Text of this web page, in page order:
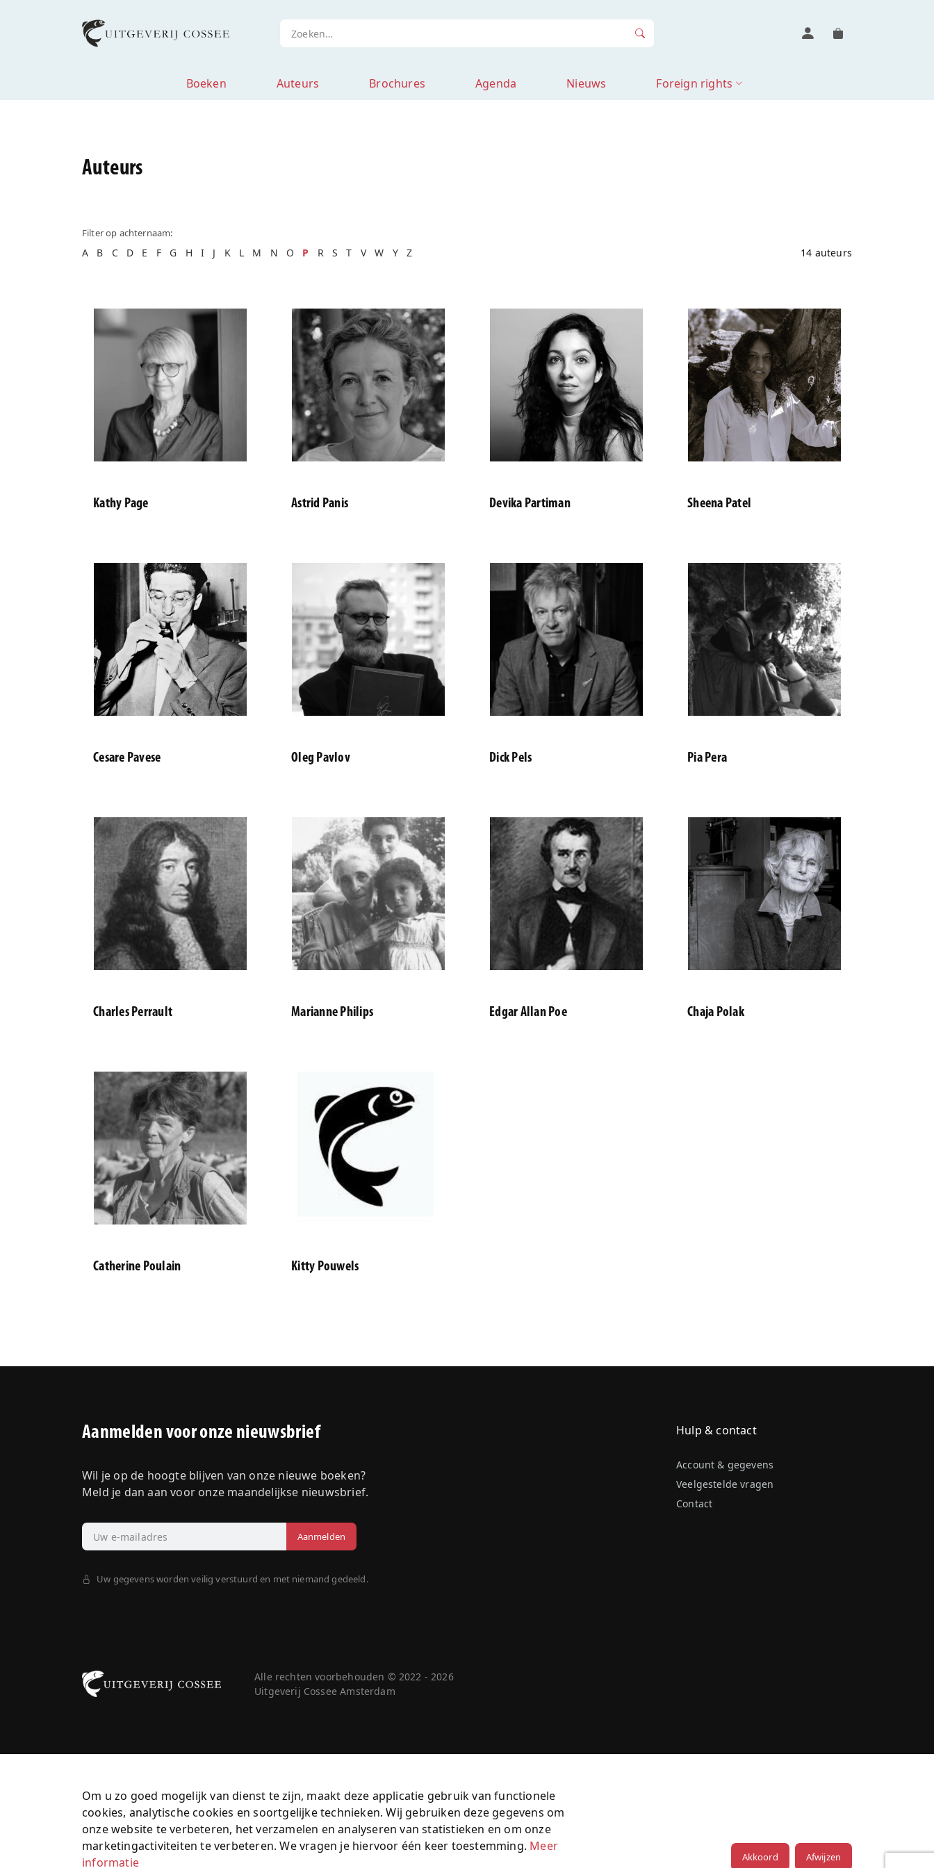
Boeken Auteurs Brochures Agenda Nieuws Foreign rights
Auteurs
Filter op achternaam:
A B C D E F G H I J K L M N O P R S T V W Y Z 14 auteurs
Kathy Page Astrid Panis Devika Partiman Sheena Patel
Cesare Pavese Oleg Pavlov Dick Pels Pia Pera
Charles Perrault Marianne Philips Edgar Allan Poe Chaja Polak
Catherine Poulain Kitty Pouwels
Aanmelden voor onze nieuwsbrief
Wil je op de hoogte blijven van onze nieuwe boeken?
Meld je dan aan voor onze maandelijkse nieuwsbrief.
Uw gegevens worden veilig verstuurd en met niemand gedeeld.
Hulp & contact
Account & gegevens
Veelgestelde vragen
Contact
Alle rechten voorbehouden © 2022 - 2026
Uitgeverij Cossee Amsterdam
Om u zo goed mogelijk van dienst te zijn, maakt deze applicatie gebruik van functionele
cookies, analytische cookies en soortgelijke technieken. Wij gebruiken deze gegevens om
onze website te verbeteren, het verzamelen en analyseren van statistieken en om onze
marketingactiviteiten te verbeteren. We vragen je hiervoor één keer toestemming. Meer
informatie
Akkoord Afwijzen